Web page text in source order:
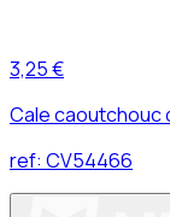
3,25 €
Cale caoutchouc
ref: CV54466